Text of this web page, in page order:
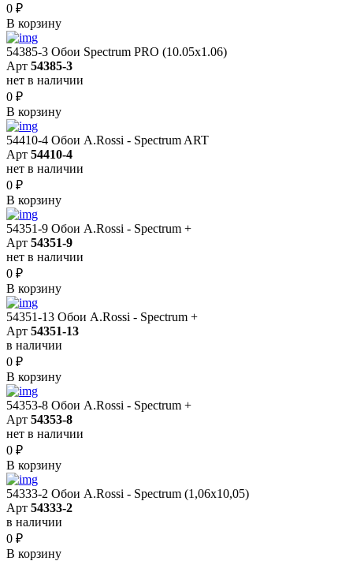
0 ₽
В корзину
54385-3 Обои Spectrum PRO (10.05х1.06)
Арт 54385-3
нет в наличии
0 ₽
В корзину
54410-4 Обои A.Rossi - Spectrum ART
Арт 54410-4
нет в наличии
0 ₽
В корзину
54351-9 Обои A.Rossi - Spectrum +
Арт 54351-9
нет в наличии
0 ₽
В корзину
54351-13 Обои A.Rossi - Spectrum +
Арт 54351-13
в наличии
0 ₽
В корзину
54353-8 Обои A.Rossi - Spectrum +
Арт 54353-8
нет в наличии
0 ₽
В корзину
54333-2 Обои A.Rossi - Spectrum (1,06x10,05)
Арт 54333-2
в наличии
0 ₽
В корзину